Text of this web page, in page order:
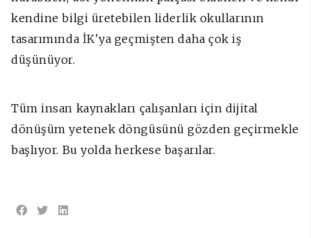
kendine bilgi üretebilen liderlik okullarının
tasarımında İK'ya geçmişten daha çok iş
düşünüyor.
Tüm insan kaynakları çalışanları için dijital
dönüşüm yetenek döngüsünü gözden geçirmekle
başlıyor. Bu yolda herkese başarılar.